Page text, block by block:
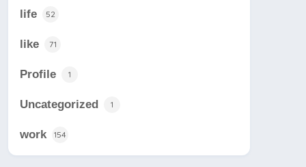
life 52
like 71
Profile 1
Uncategorized 1
work 154